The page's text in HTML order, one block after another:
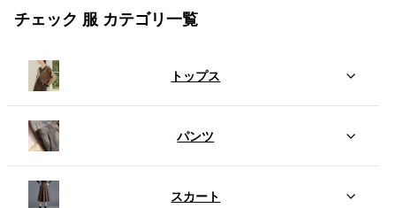
チェック 服 カテゴリ一覧
トップス
パンツ
スカート